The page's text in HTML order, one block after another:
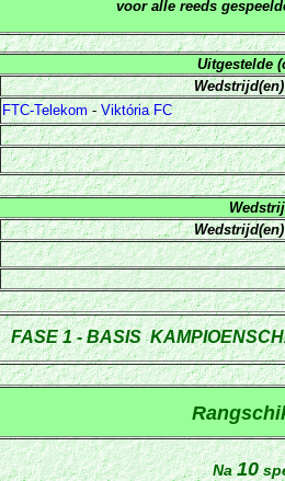
voor alle reeds
Uitgestelde
Wedstrijd(en)
FTC-Telekom-Viktória FC
Wedstrijd(en)
FASE 1 - BASIS
Na10